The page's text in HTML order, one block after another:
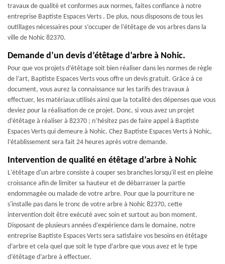
travaux de qualité et conformes aux normes, faites confiance à notre
entreprise Baptiste Espaces Verts . De plus, nous disposons de tous les
outillages nécessaires pour s’occuper de l’étêtage de vos arbres dans la
ville de Nohic 82370.
Demande d’un devis d’étêtage d’arbre à Nohic.
Pour que vos projets d’étêtage soit bien réaliser dans les normes de règle
de l’art, Baptiste Espaces Verts vous offre un devis gratuit. Grâce à ce
document, vous aurez la connaissance sur les tarifs des travaux à
effectuer, les matériaux utilisés ainsi que la totalité des dépenses que vous
deviez pour la réalisation de ce projet. Donc, si vous avez un projet
d’étêtage à réaliser à 82370 ; n’hésitez pas de faire appel à Baptiste
Espaces Verts qui demeure à Nohic. Chez Baptiste Espaces Verts à Nohic,
l’établissement sera fait 24 heures après votre demande.
Intervention de qualité en étêtage d’arbre à Nohic
L'étêtage d'un arbre consiste à couper ses branches lorsqu'il est en pleine
croissance afin de limiter sa hauteur et de débarrasser la partie
endommagée ou malade de votre arbre. Pour que la pourriture ne
s'installe pas dans le tronc de votre arbre à Nohic 82370, cette
intervention doit être exécuté avec soin et surtout au bon moment.
Disposant de plusieurs années d’expérience dans le domaine, notre
entreprise Baptiste Espaces Verts sera satisfaire vos besoins en étêtage
d’arbre et cela quel que soit le type d’arbre que vous avez et le type
d’étêtage d’arbre à effectuer.